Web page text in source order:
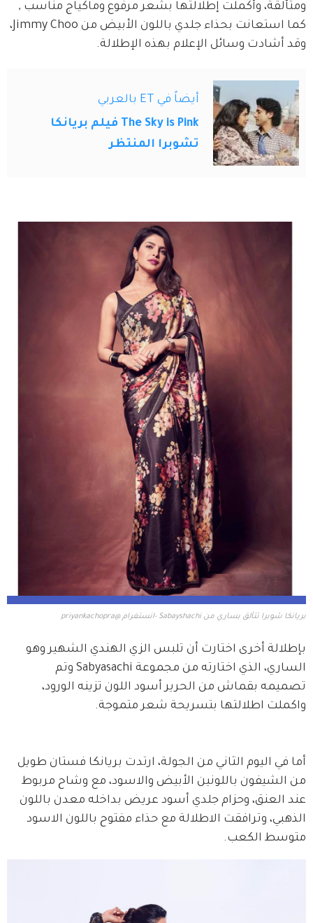
ومتألقة، وأكملت إطلالتها بشعر مرفوع وماكياج مناسب ,
كما استعانت بحذاء جلدي باللون الأبيض من Jimmy Choo،
وقد أشادت وسائل الإعلام بهذه الإطلالة.
أيضاً في ET بالعربي
The Sky is Pink فيلم بريانكا
تشوبرا المنتظر
بريانكا شوبرا تتألق بساري من Sabayshachi -انستغرام @priyankachopra
بإطلالة أخرى اختارت أن تلبس الزي الهندي الشهير وهو
الساري، الذي اختارته من مجموعة Sabyasachi وتم
تصميمه بقماش من الحرير أسود اللون تزينه الورود،
واكملت اطلالتها بتسريحة شعر متموجة.
أما في اليوم الثاني من الجولة، ارتدت بريانكا فستان طويل
من الشيفون باللونين الأبيض والاسود، مع وشاح مربوط
عند العنق، وحزام جلدي أسود عريض بداخله معدن باللون
الذهبي، وترافقت الاطلالة مع حذاء مفتوح باللون الاسود
متوسط الكعب.